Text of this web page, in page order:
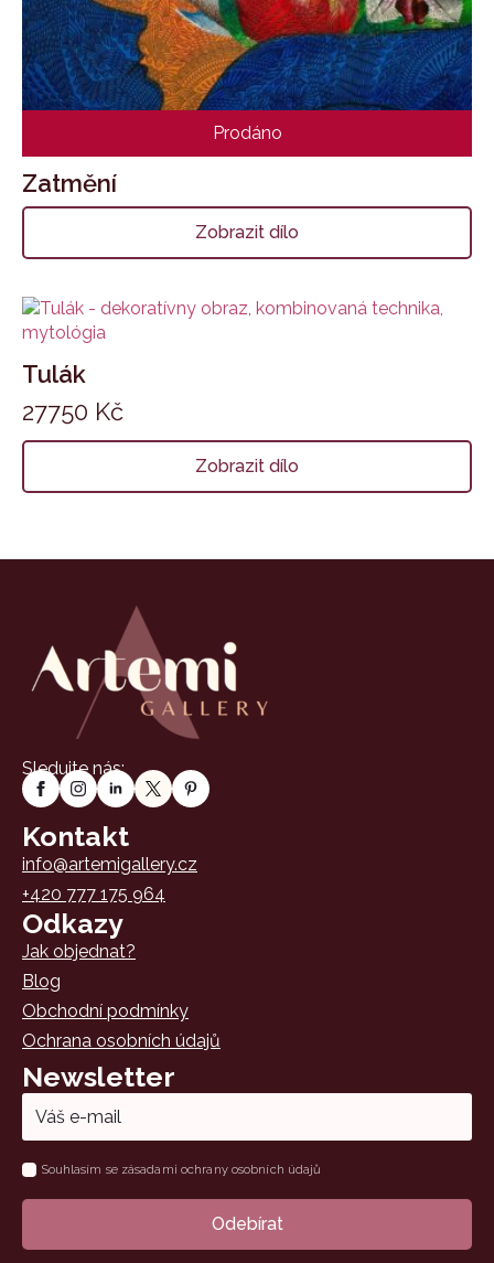
Prodáno
Zatmění
Zobrazit dílo
Tulák
27750 Kč
Zobrazit dílo
Sledujte nás:
Kontakt
info@artemigallery.cz
+420 777 175 964
Odkazy
Jak objednat?
Blog
Obchodní podmínky
Ochrana osobních údajů
Newsletter
Email
NameSouhlasím se zásadami ochrany osobních údajů
Odebírat